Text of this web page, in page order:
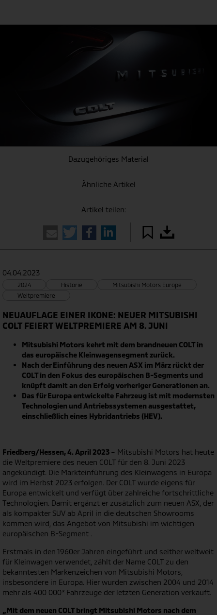
Dazugehöriges Material
Ähnliche Artikel
Artikel teilen:
04.04.2023
2024 Historie
Mitsubishi Motors Europe
Weltpremiere
NEUAUFLAGE EINER IKONE: NEUER MITSUBISHI
COLT FEIERT WELTPREMIERE AM 8. JUNI
Mitsubishi Motors kehrt mit dem brandneuen COLT in
das europäische Kleinwagensegment zurück.
Nach der Einführung des neuen ASX im März rückt der
COLT in den Fokus des europäischen B-Segments und
knüpft damit an den Erfolg vorheriger Generationen an.
Das für Europa entwickelte Fahrzeug ist mit modernsten
Technologien und Antriebssystemen ausgestattet,
einschließlich eines Hybridantriebs (HEV).
Friedberg/Hessen, 4. April 2023 – Mitsubishi Motors hat heute
die Weltpremiere des neuen COLT für den 8. Juni 2023
angekündigt. Die Markteinführung des Kleinwagens in Europa
wird im Herbst 2023 erfolgen. Der COLT wurde eigens für
Europa entwickelt und verfügt über zahlreiche fortschrittliche
Technologien. Damit ergänzt er zusätzlich zum neuen ASX, der
als kompakter SUV ab April in die deutschen Showrooms
kommen wird, das Angebot von Mitsubishi im wichtigen
europäischen B-Segment .
Erstmals in den 1960er Jahren eingeführt und seither weltweit
für Kleinwagen verwendet, zählt der Name COLT zu den
bekanntesten Markenzeichen von Mitsubishi Motors,
insbesondere in Europa. Hier wurden zwischen 2004 und 2014
mehr als 400 000* Fahrzeuge der letzten Generation verkauft.
„Mit dem neuen COLT bringt Mitsubishi Motors nach dem